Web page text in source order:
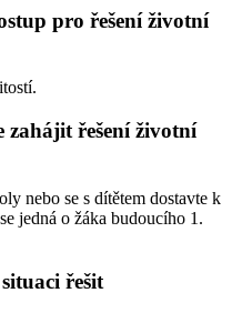
pro řešení životní
zahájit řešení životní
nebo se s dítětem dostavte k
jedná o žáka budoucího 1.
řešit